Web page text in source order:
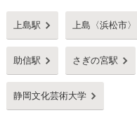
上島駅 上島〈浜松市〉
助信駅 さぎの宮駅
静岡文化芸術大学